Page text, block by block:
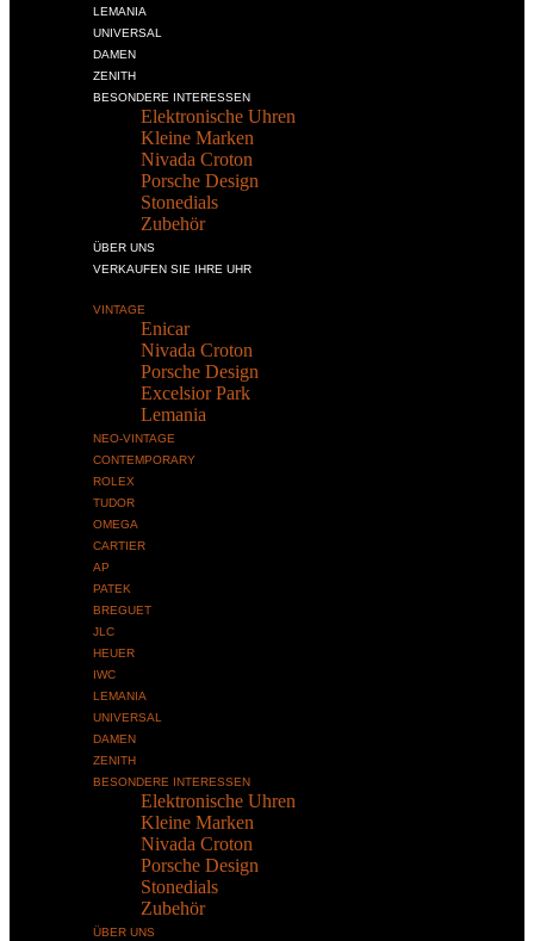
LEMANIA
UNIVERSAL
DAMEN
ZENITH
BESONDERE INTERESSEN
Elektronische Uhren
Kleine Marken
Nivada Croton
Porsche Design
Stonedials
Zubehör
ÜBER UNS
VERKAUFEN SIE IHRE UHR
VINTAGE
Enicar
Nivada Croton
Porsche Design
Excelsior Park
Lemania
NEO-VINTAGE
CONTEMPORARY
ROLEX
TUDOR
OMEGA
CARTIER
AP
PATEK
BREGUET
JLC
HEUER
IWC
LEMANIA
UNIVERSAL
DAMEN
ZENITH
BESONDERE INTERESSEN
Elektronische Uhren
Kleine Marken
Nivada Croton
Porsche Design
Stonedials
Zubehör
ÜBER UNS